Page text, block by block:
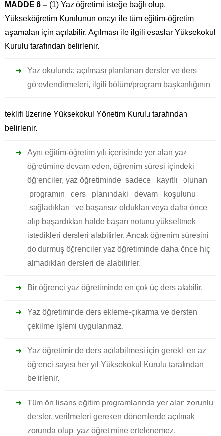
MADDE 6 – (1) Yaz öğretimi isteğe bağlı olup,
Yükseköğretim Kurulunun onayı ile tüm eğitim-öğretim
aşamaları için açılabilir. Açılması ile ilgili esaslar Yüksekokul
Kurulu tarafından belirlenir.
Yaz okulunda açılması planlanan dersler ve ders
görevlendirmeleri, ilgili bölüm/program başkanlığının
teklifi üzerine Yüksekokul Yönetim Kurulu tarafından
belirlenir.
Aynı eğitim-öğretim yılı içerisinde yer alan yaz
öğretimine devam eden, öğrenim süresi içindeki
öğrenciler, yaz öğretiminde sadece kayıtlı olunan
programın ders planındaki devam koşulunu
sağladıkları ve başarısız oldukları veya daha önce
alıp başardıkları halde başarı notunu yükseltmek
istedikleri dersleri alabilirler. Ancak öğrenim süresini
doldurmuş öğrenciler yaz öğretiminde daha önce hiç
almadıkları dersleri de alabilirler.
Bir öğrenci yaz öğretiminde en çok üç ders alabilir.
Yaz öğretiminde ders ekleme-çıkarma ve dersten
çekilme işlemi uygulanmaz.
Yaz öğretiminde ders açılabilmesi için gerekli en az
öğrenci sayısı her yıl Yüksekokul Kurulu tarafından
belirlenir.
Tüm ön lisans eğitim programlarında yer alan zorunlu
dersler, verilmeleri gereken dönemlerde açılmak
zorunda olup, yaz öğretimine ertelenemez.